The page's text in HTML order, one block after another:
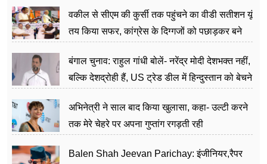
वकील से सीएम की कुर्सी तक पहुंचने का वीडी सतीशन यूं
तय किया सफर, कांग्रेस के दिग्गजों को पछाड़कर बने
बंगाल चुनाव: राहुल गांधी बोलें- नरेंद्र मोदी देशभक्त नहीं,
बल्कि देशद्रोही हैं, US ट्रेड डील में हिन्दुस्तान को बेचने
अभिनेत्री ने साल बाद किया खुलासा, कहा- उल्टी करने
तक मेरे चेहरे पर अपना गुप्तांग रगड़ती रही
Balen Shah Jeevan Parichay: इंजीनियर,रैपर